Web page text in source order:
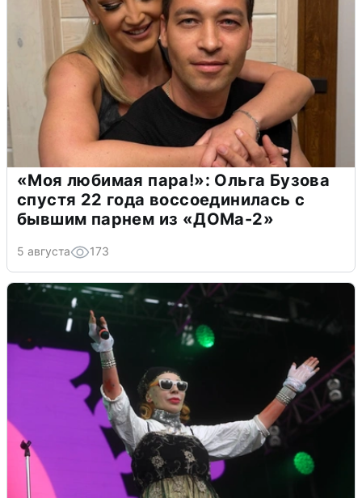
«Моя любимая пара!»: Ольга Бузова
спустя 22 года воссоединилась с
бывшим парнем из «ДОМа-2»
5 августа 173